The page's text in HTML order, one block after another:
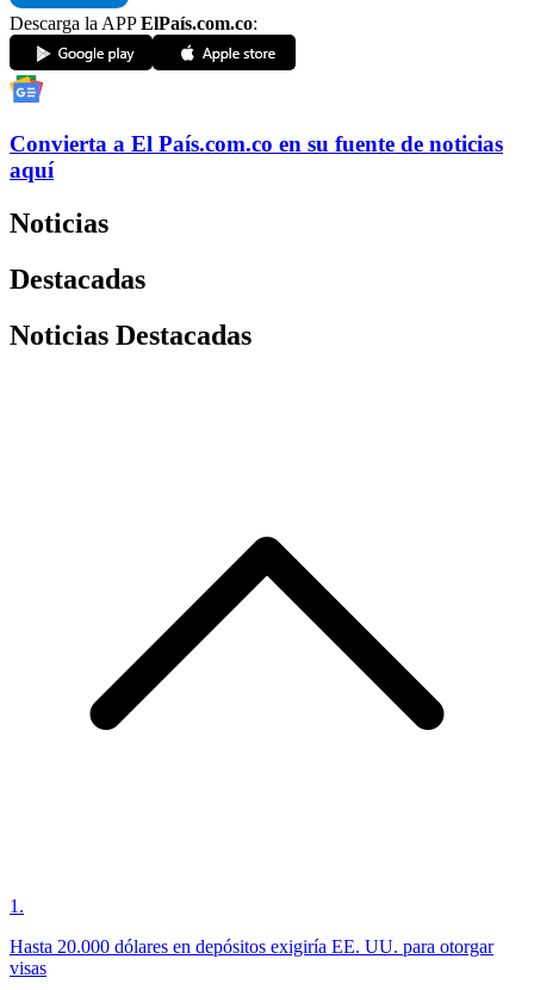
Descarga la APPElPaís.com.co:
Convierta a El País.com.co en su fuente de noticias
aquí
Noticias
Destacadas
Noticias Destacadas
1 .
Hasta 20.000 dólares en depósitos exigiría EE. UU. para otorgar
visas